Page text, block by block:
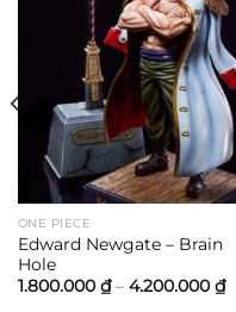
ONE PIECE
Edward Newgate – Brain
Hole
1.800.000 ₫ – 4.200.000 ₫
₫
₫